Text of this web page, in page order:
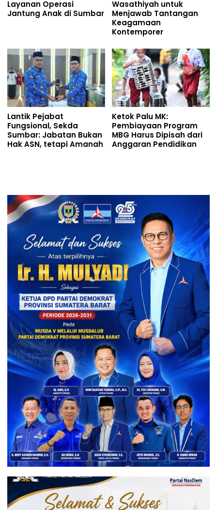
Layanan Operasi
Jantung Anak di Sumbar
Wasathiyah untuk
Menjawab Tantangan
Keagamaan
Kontemporer
Lantik Pejabat
Fungsional, Sekda
Sumbar: Jabatan Bukan
Hak ASN, tetapi Amanah
Ketok Palu MK:
Pembiayaan Program
MBG Harus Dipisah dari
Anggaran Pendidikan